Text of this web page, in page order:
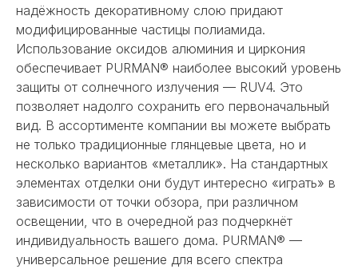
надёжность декоративному слою придают
модифицированные частицы полиамида.
Использование оксидов алюминия и циркония
обеспечивает PURMAN® наиболее высокий уровень
защиты от солнечного излучения — RUV4. Это
позволяет надолго сохранить его первоначальный
вид. В ассортименте компании вы можете выбрать
не только традиционные глянцевые цвета, но и
несколько вариантов «металлик». На стандартных
элементах отделки они будут интересно «играть» в
зависимости от точки обзора, при различном
освещении, что в очередной раз подчеркнёт
индивидуальность вашего дома. PURMAN® —
универсальное решение для всего спектра